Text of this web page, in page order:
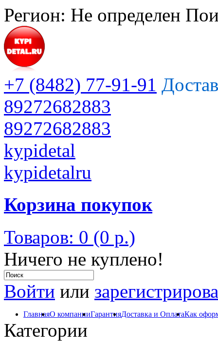
Регион: Не определен
+7 (8482) 77-91-91
89272682883
89272682883
kypidetal
kypidetalru
Корзина покупок
Товаров: 0 (0 р.)
Ничего не куплено!
Войти или
ГлавнаяО компанииГарантияДоставка и ОплатаКак
Категории